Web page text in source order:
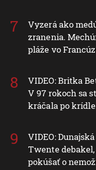
Vyzerá ako
zranenia.
pláže vo
VIDEO: Britka
V 97 rokoch sa
kráčala po
VIDEO:
Twente
pokúšať o